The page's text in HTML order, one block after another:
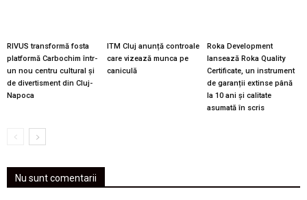
RIVUS transformă fosta
platformă Carbochim într-
un nou centru cultural și
de divertisment din Cluj-
Napoca
ITM Cluj anunță controale
care vizează munca pe
caniculă
Roka Development
lansează Roka Quality
Certificate, un instrument
de garanții extinse până
la 10 ani și calitate
asumată în scris
Nu sunt comentarii